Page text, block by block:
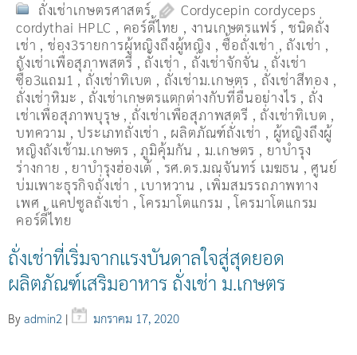
ถั่งเช่าเกษตรศาสตร์
Cordycepin cordyceps
cordythai HPLC , คอร์ดี้ไทย , งานเกษตรแฟร์ , ชนิดถั่ง
เช่า , ช่อง3รายการผู้หญิงถึงผู้หญิง ,ซื้อถั่งเช่า , ถังเช่า ,
ถังเช่าเพื่อสุภาพสตรี , ถั่งเช่า , ถั่งเช่าจักจั่น , ถั่งเช่า
ซื้อ3แถม1 , ถั่งเช่าทิเบต , ถั่งเช่าม.เกษตร , ถั่งเช่าสีทอง ,
ถั่งเช่าหิมะ , ถั่งเช่าเกษตรแตกต่างกับที่อื่นอย่างไร , ถั่ง
เช่าเพื่อสุภาพบุรุษ , ถั่งเช่าเพื่อสุภาพสตรี , ถั่่งเช่าทิเบต ,
บทความ ,ประเภทถั่งเช่า , ผลิตภัณฑ์ถั่งเช่า , ผู้หญิงถึงผู้
หญิงถังเช้าม.เกษตร ,ภูมิคุ้มกัน , ม.เกษตร , ยาบำรุง
ร่างกาย , ยาบำรุงฮ่องเต้ , รศ.ดร.มณจันทร์ เมฆธน , ศูนย์
บ่มเพาะธุรกิจถั่งเช่า , เบาหวาน , เพิ่มสมรรถภาพทาง
เพศ , แคปซูลถั่งเช่า ,โครมาโตแกรม ,โครมาโตแกรม
คอร์ดี้ไทย
ถั่งเช่าที่เริ่มจากแรงบันดาลใจสู่สุดยอด
ผลิตภัณฑ์เสริมอาหาร ถั่งเช่า ม.เกษตร
By admin2 | มกราคม 17, 2020